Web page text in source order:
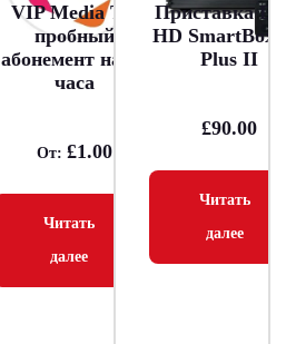
VIP Media TV
пробный
абонемент на 24
часа
От: £1.00
Читать
далее
Приставка
HD SmartBox
Plus II
£90.00
Читать
далее